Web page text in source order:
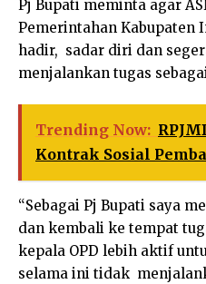
Pj Bupati meminta agar
Pemerintahan Kabupaten
hadir, sadar diri dan
menjalankan tugas
Trending Now:
Kontrak Sosial
“Sebagai Pj Bupati saya
dan kembali ke tempat
kepala OPD lebih aktif
selama ini tidak